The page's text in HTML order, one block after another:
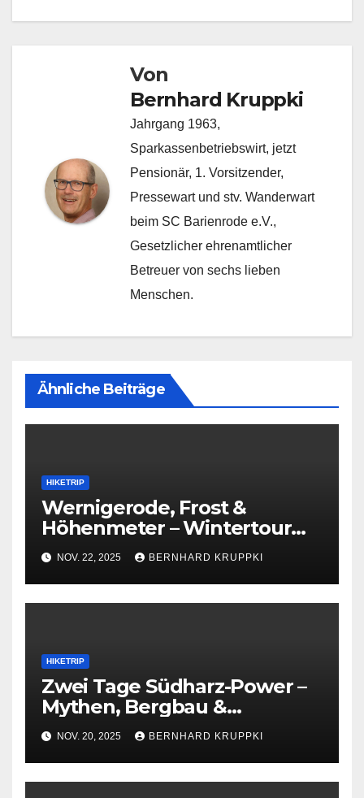
Von
Bernhard Kruppki
Jahrgang 1963,
Sparkassenbetriebswirt, jetzt
Pensionär, 1. Vorsitzender,
Pressewart und stv. Wanderwart
beim SC Barienrode e.V.,
Gesetzlicher ehrenamtlicher
Betreuer von sechs lieben
Menschen.
Ähnliche Beiträge
HIKETRIP
Wernigerode, Frost &
Höhenmeter – Wintertour
mit Solo-Finish
NOV. 22, 2025 BERNHARD KRUPPKI
HIKETRIP
Zwei Tage Südharz-Power –
Mythen, Bergbau &
Höhenmeter auf dem Weg
zum 6. Wanderkaiser
NOV. 20, 2025 BERNHARD KRUPPKI